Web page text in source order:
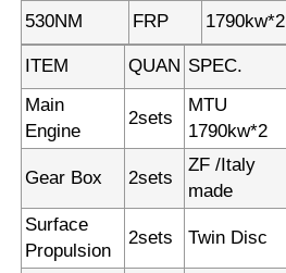
530NM FRP 1790kw*2
ITEM QUAN SPEC.
Main
Engine
2sets
MTU
1790kw*2
Gear Box 2sets
ZF /Italy
made
Surface
Propulsion
2sets Twin Disc